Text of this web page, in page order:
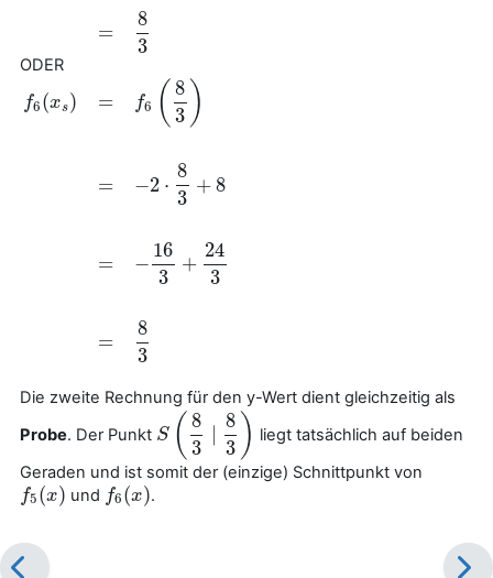
=
8
3
ODER
f6(xs) =
=
=
=
f6 ( 8
3 )
−2 ⋅
8
3
+8
−
16
3
+
24
3
8
3
Die zweite Rechnung für den y-Wert dient gleichzeitig als
Probe. Der Punkt S ( 8
3
∣
8
3 )
S( 8 3∣8 )
liegt tatsächlich auf beiden
Geraden und ist somit der (einzige) Schnittpunkt von
f5(x)
f5(x) und f6(x)
f6(x) .